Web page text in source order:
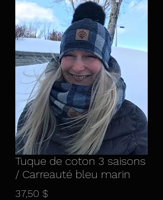
Tuque de coton 3 saisons
/ Carreauté bleu marin
37,50 $